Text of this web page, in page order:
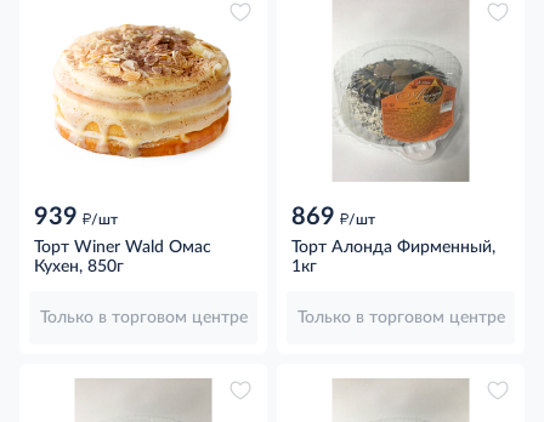
939 д/шт
Торт Winer Wald Омас
Кухен, 850г
Только в торговом центре
869 д/шт
Торт Алонда Фирменный,
1кг
Только в торговом центре